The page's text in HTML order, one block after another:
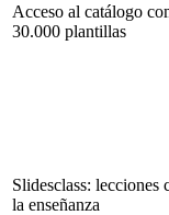
Acceso al catálogo
30.000 plantillas
Slidesclass: lecciones
la enseñanza